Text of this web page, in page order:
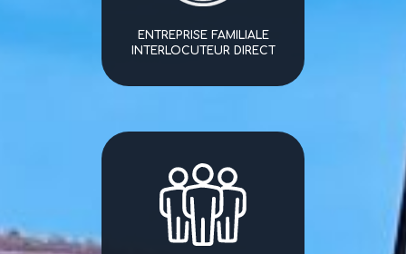
ENTREPRISE FAMILIALE
INTERLOCUTEUR DIRECT